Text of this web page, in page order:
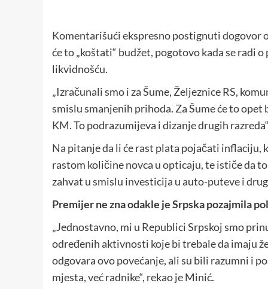
Komentarišući ekspresno postignuti dogovor
će to „koštati“ budžet, pogotovo kada se radi
likvidnošću.
„Izračunali smo i za Šume, Željeznice RS,
smislu smanjenih prihoda. Za Šume će to
KM. To podrazumijeva i dizanje drugih
Na pitanje da li će rast plata pojačati inflaciju,
rastom količine novca u opticaju, te ističe da
zahvat u smislu investicija u auto-puteve i
Premijer ne zna odakle je Srpska pozajmila
„Jednostavno, mi u Republici Srpskoj smo
određenih aktivnosti koje bi trebale da imaju
odgovara ovo povećanje, ali su bili razumni i
mjesta, već radnike“, rekao je Minić.